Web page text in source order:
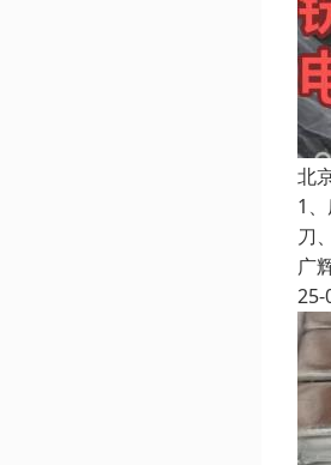
北
1
刀
广
25-